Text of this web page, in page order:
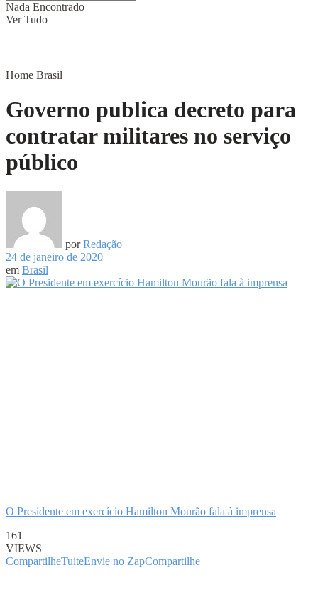
Nada Encontrado
Ver Tudo
Home Brasil
Governo publica decreto para
contratar militares no serviço
público
por Redação
24 de janeiro de 2020
em Brasil
O Presidente em exercício Hamilton Mourão fala à imprensa
161
VIEWS
CompartilheTuiteEnvie no ZapCompartilhe